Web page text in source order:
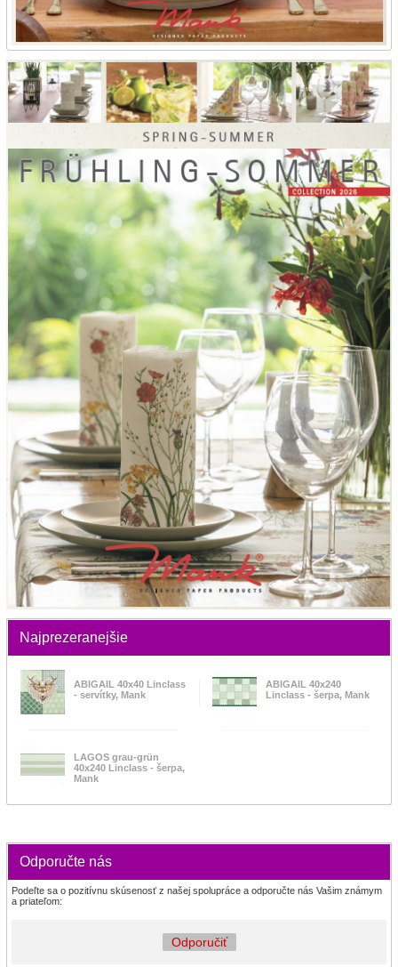
Najprezeranejšie
ABIGAIL 40x40 Linclass
- servítky, Mank
ABIGAIL 40x240
Linclass - šerpa, Mank
LAGOS grau-grün
40x240 Linclass - šerpa,
Mank
Odporučte nás
Podeľte sa o pozitívnu skúsenosť z našej spolupráce a odporučte nás Vašim známym
a priateľom:
Odporučiť